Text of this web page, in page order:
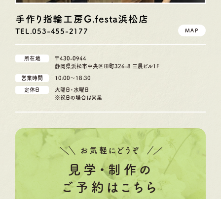
手作り指輪工房G.festa浜松店
TEL.053-455-2177 MAP
所在地
〒430-0944
静岡県浜松市中央区田町326-8 三展ビル1F
営業時間 10:00〜18:30
定休日
火曜日・水曜日
※祝日の場合は営業
お気軽にどうぞ
見学・制作の
ご予約はこちら